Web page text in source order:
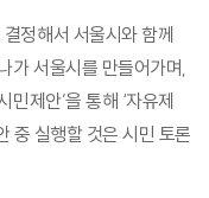
정해서 서울시와 함께
가 서울시를 만들어가며,
제안’을 통해 ‘자유제
중 실행할 것은 시민 토론